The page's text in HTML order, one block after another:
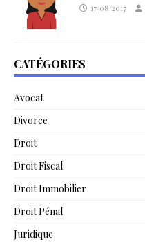
17/08/2017
CATÉGORIES
Avocat
Divorce
Droit
Droit Fiscal
Droit Immobilier
Droit Pénal
Juridique